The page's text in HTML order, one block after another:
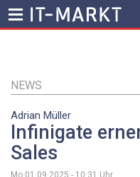
Inhalt
NEWS
Adrian Müller
Infinigate
Sales
Mo 01.09.2025 - 10:31 Uhr